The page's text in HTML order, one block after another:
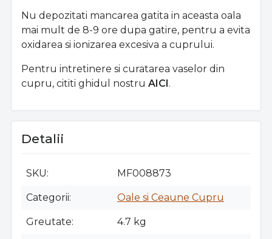
Nu depozitati mancarea gatita in aceasta oala
mai mult de 8-9 ore dupa gatire, pentru a evita
oxidarea si ionizarea excesiva a cuprului.
Pentru intretinere si curatarea vaselor din
cupru, cititi ghidul nostru AICI.
Detalii
SKU MF008873
Categorii Oale si Ceaune Cupru
Greutate 4.7 kg